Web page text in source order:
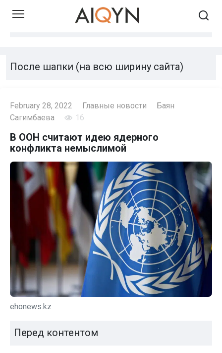
Skip
После шапки (на всю ширину сайта)
February 28, 2022 Главные новости
Баян
Сагимбаева
16
В ООН считают идею ядерного
конфликта немыслимой
ehonews.kz
Перед контентом